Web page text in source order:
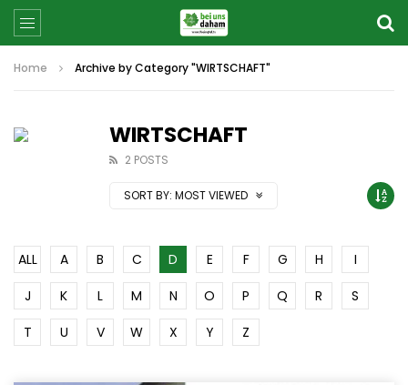
Home Archive by Category "WIRTSCHAFT"
WIRTSCHAFT
2 POSTS
SORT BY: MOST VIEWED
ALL A B C D E F G H
I
J
K L M N O P Q R
S
T
U V W X Y Z